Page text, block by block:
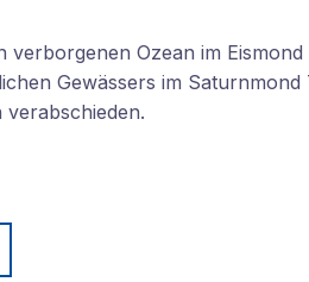
verborgenen Ozean im Eismond
Gewässers im Saturnmond
verabschieden.